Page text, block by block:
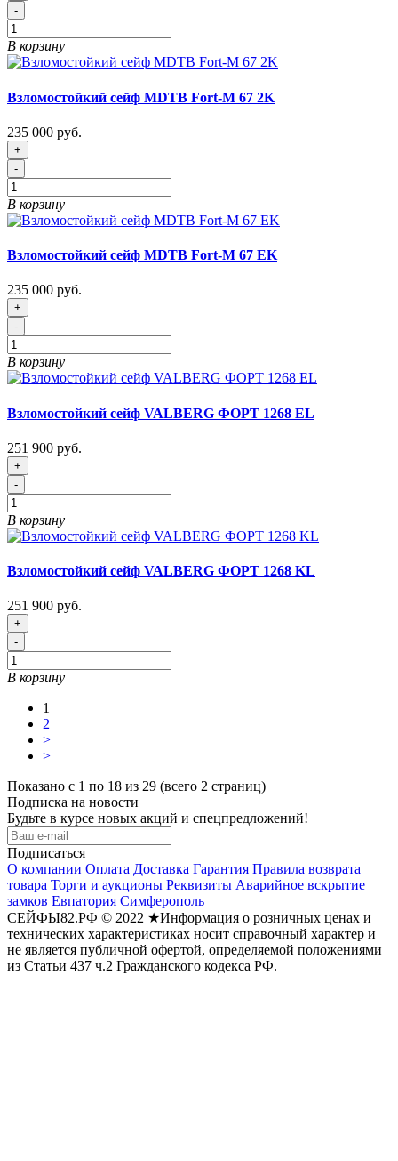
-
В корзину
Взломостойкий сейф MDTB Fort-M 67 2K
235 000 руб.
+
-
В корзину
Взломостойкий сейф MDTB Fort-M 67 EK
235 000 руб.
+
-
В корзину
Взломостойкий сейф VALBERG ФОРТ 1268 EL
251 900 руб.
+
-
В корзину
Взломостойкий сейф VALBERG ФОРТ 1268 KL
251 900 руб.
+
-
В корзину
1
2
>
>|
Показано с 1 по 18 из 29 (всего 2 страниц)
Подписка на новости
Будьте в курсе новых акций и спецпредложений!
Подписаться
О компании Оплата Доставка Гарантия Правила возврата
товара Торги и аукционы Реквизиты Аварийное вскрытие
замков Евпатория Симферополь
СЕЙФЫ82.РФ © 2022 ★Информация о розничных ценах и
технических характеристиках носит справочный характер и
не является публичной офертой, определяемой положениями
из Статьи 437 ч.2 Гражданского кодекса РФ.